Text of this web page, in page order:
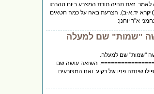
לאמר. זאת תהיה תורת המצרע ביום טהרתו
יד,א-ב). הצרעת באה על כמה חטאים
א"ר יוחנן:
"שמות" שם למעלה
"שמות" שם למעלה.
השואה עושה שם
שינתה פניו של רקיע. ואנו המצורעים